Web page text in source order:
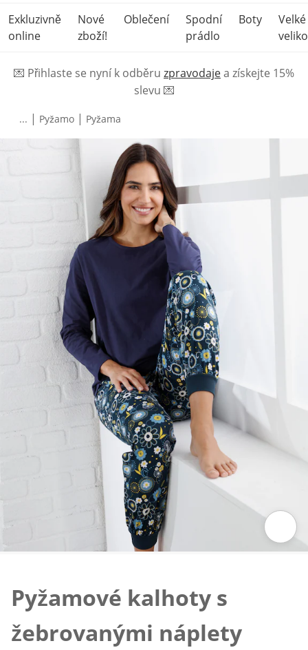
Exkluzivně
online
Nové
zboží!
Oblečení
Spodní
prádlo
Boty
Velké
💌 Přihlaste se nyní k odběru zpravodajea získejte 15%
slevu 💌
... | Pyžamo | Pyžama
Pyžamové kalhoty s
žebrovanými náplety